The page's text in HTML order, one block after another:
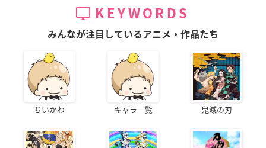
KEYWORDS
みんなが注目しているアニメ・作品たち
ちいかわ キャラ一覧 鬼滅の刃